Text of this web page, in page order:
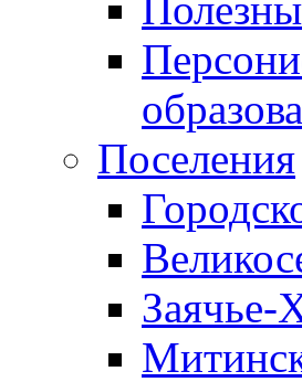
Поселения
Заячье-